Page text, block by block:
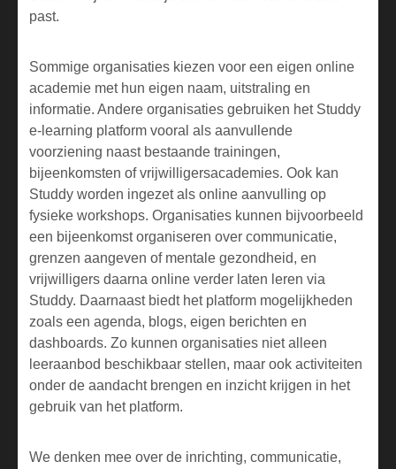
past.
Sommige organisaties kiezen voor een eigen online
academie met hun eigen naam, uitstraling en
informatie. Andere organisaties gebruiken het Studdy
e-learning platform vooral als aanvullende
voorziening naast bestaande trainingen,
bijeenkomsten of vrijwilligersacademies. Ook kan
Studdy worden ingezet als online aanvulling op
fysieke workshops. Organisaties kunnen bijvoorbeeld
een bijeenkomst organiseren over communicatie,
grenzen aangeven of mentale gezondheid, en
vrijwilligers daarna online verder laten leren via
Studdy. Daarnaast biedt het platform mogelijkheden
zoals een agenda, blogs, eigen berichten en
dashboards. Zo kunnen organisaties niet alleen
leeraanbod beschikbaar stellen, maar ook activiteiten
onder de aandacht brengen en inzicht krijgen in het
gebruik van het platform.
We denken mee over de inrichting, communicatie,